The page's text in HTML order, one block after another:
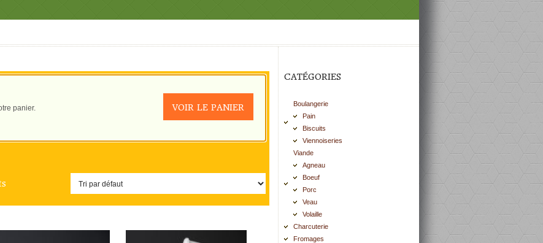
panier. VOIR LE PANIER
DÉTAILS DÉTAILS
CATÉGORIES
Boulangerie
Pain
Biscuits
Viennoiseries
Viande
Agneau
Boeuf
Porc
Veau
Volaille
Charcuterie
Fromages